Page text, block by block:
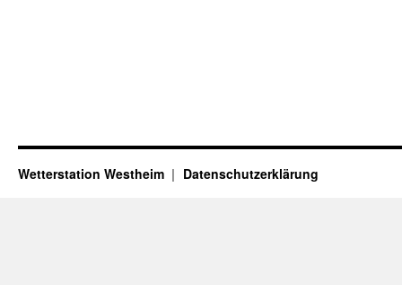
Wetterstation Westheim Datenschutzerklärung